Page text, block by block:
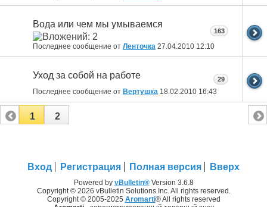
Вода или чем мы умываемся
Последнее сообщение от Ленточка 27.04.2010 12:10
163
Уход за собой на работе
Последнее сообщение от Вертушка 18.02.2010 16:43
29
1 2
Вход Регистрация Полная версия Вверх
Powered by vBulletin®Version 3.6.8
Copyright © 2026 vBulletin Solutions Inc. All rights reserved.
Copyright © 2005-2025 Aromarti® All rights reserved